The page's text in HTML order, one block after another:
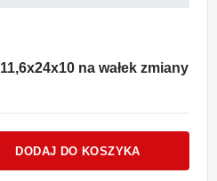
na wałek zmiany
DODAJ DO KOSZYKA